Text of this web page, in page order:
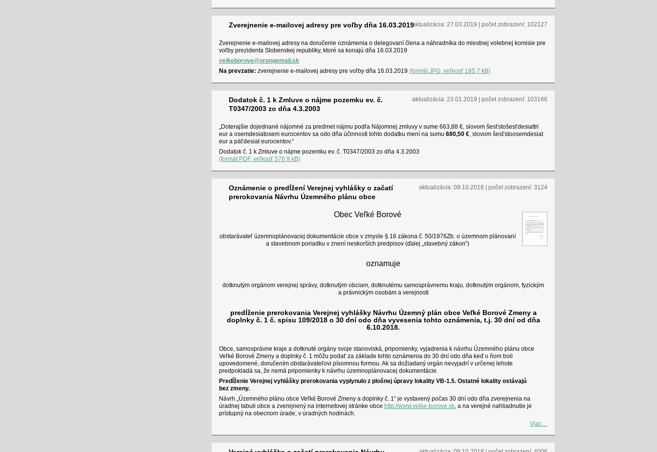
Zverejnenie e-mailovej adresy pre voľby dňa 16.03.2019
Zverejnenie e-mailovej adresy na doručenie oznámenia o delegovaní člena a náhradníka do miestnej volebnej komisie pre
voľby prezidenta Slobenskej republiky, ktoré sa konajú dňa 16.03.2019
velkeborove@orangemail.sk
Na prevzatie: zverejnenie e-mailovej adresy pre voľby dňa 16.03.2019 (formát JPG, veľkosť 185,7 kB)
aktualizácia: 27.03.2019 | počet zobrazení: 102127
Dodatok č. 1 k Zmluve o nájme pozemku ev. č.
T0347/2003 zo dňa 4.3.2003
„Doterajšie dojednané nájomné za predmet nájmu podľa Nájomnej zmluvy v sume 663,88 €, slovom šesťstošesťde­siattri
eur a osemdesiatosem eurocentov sa odo dňa účinnosti tohto dodatku mení na sumu 680,50 € , slovom šesťstoosemdesiat
eur a päťdesiat eurocentov.“
Dodatok č. 1 k Zmluve o nájme pozemku ev. č. T0347/2003 zo dňa 4.3.2003
(formát PDF, veľkosť 576,9 kB)
aktualizácia: 23.01.2019 | počet zobrazení: 103166
Oznámenie o predĺžení Verejnej vyhlášky o začatí
prerokovania Návrhu Územného plánu obce
Obec Veľké Borové
obstarávateľ územnoplánovacej dokumentácie obce v zmysle § 16 zákona č. 50/1976Zb. o územnom plánovaní
a stavebnom poriadku v znení neskorších predpisov (ďalej „stavebný zákon“)
oznamuje
dotknutým orgánom verejnej správy, dotknutým obciam, dotknutému samosprávnemu kraju, dotknutým orgánom, fyzickým
a právnickým osobám a verejnosti
predĺženie prerokovania Verejnej vyhlášky Návrhu Územný plán obce Veľké Borové Zmeny a
doplnky č. 1 č. spisu 109/2018 o 30 dní odo dňa vyvesenia tohto oznámenia, t.j. 30 dní od dňa
6.10.2018.
Obce, samosprávne kraje a dotknuté orgány svoje stanoviská, pripomienky, vyjadrenia k návrhu Územného plánu obce
Veľké Borové Zmeny a doplnky č. 1 môžu podať za základe tohto oznámenia do 30 dní odo dňa keď o ňom boli
upovedomené, doručením obstarávateľovi písomnou formou. Ak sa dožiadaný orgán nevyjadrí v určenej lehote
predpokladá sa, že nemá pripomienky k návrhu územnoplánovacej dokumentácie.
Predĺženie Verejnej vyhlášky prerokovania vyplynulo z plošnej úpravy lokality VB-1.5. Ostatné lokality ostávajú
bez zmeny.
Návrh „Územného plánu obce Veľké Borové Zmeny a doplnky č. 1“ je vystavený počas 30 dní odo dňa zverejnenia na
úradnej tabuli obce a zverejnený na internetovej stránke obce http://www.velke-borove.sk , a na verejné nahliadnutie je
prístupný na obecnom úrade, v úradných hodinách.
Viac…
aktualizácia: 09.10.2018 | počet zobrazení: 3124